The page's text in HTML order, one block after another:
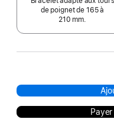
de poignet de 165 à
210 mm.